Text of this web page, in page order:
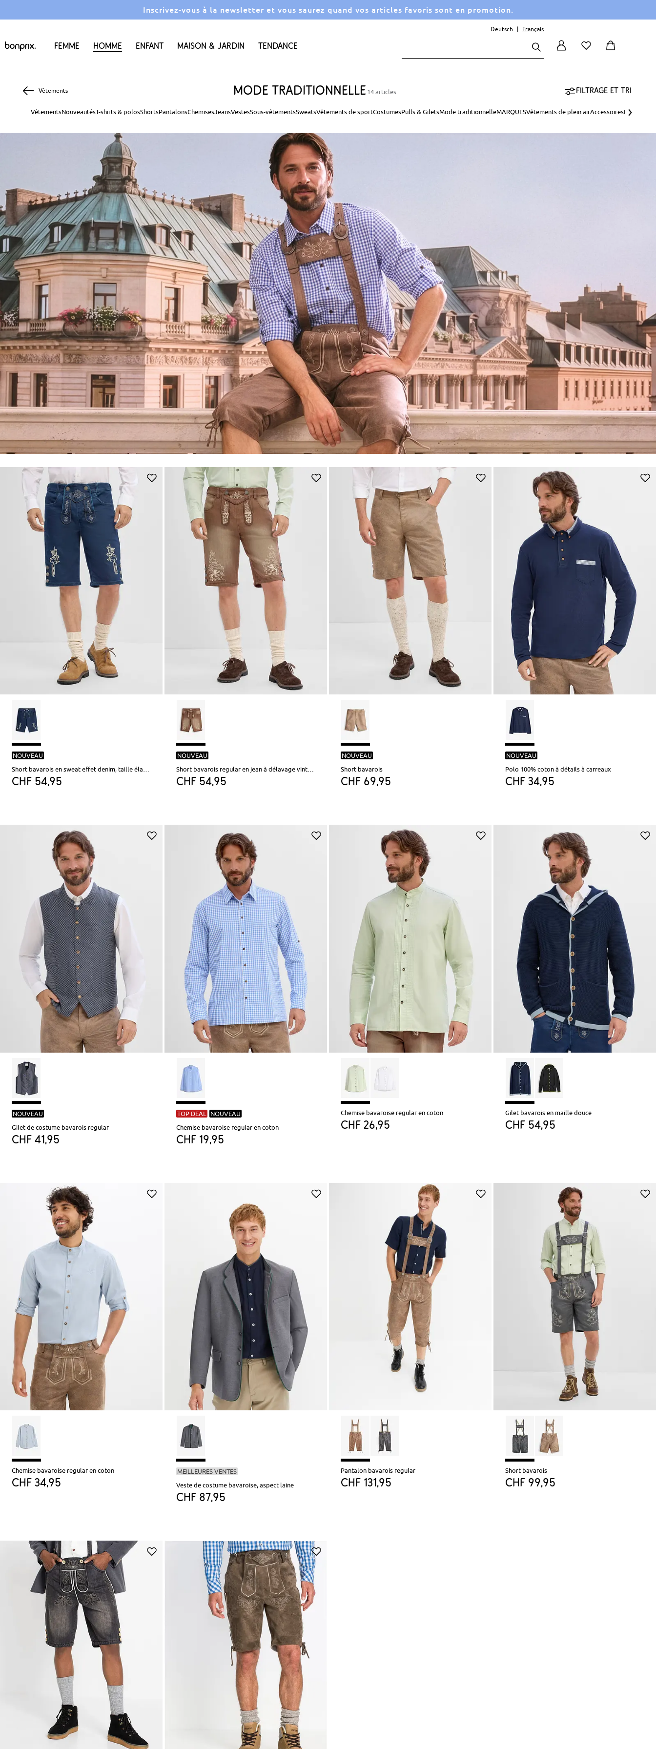
Inscrivez-vous à la newsletter et vous saurez quand vos articles favoris sont en promotion.
Femme Homme Enfant Maison & Jardin Tendance
Deutsch Français
Vêtements Mode traditionnelle 14 articles Filtrage et tri
VêtementsNouveautésT-shirts & polosShortsPantalonsChemisesJeansVestesSous-vêtementsSweatsVêtements de sportCostumesPulls & GiletsMode traditionnelleMARQUESVêtements de plein airAccessoiresBasiques
›
NOUVEAU
Short bavarois en sweat effet denim, taille élastiquée
CHF 54,95
NOUVEAU
Short bavarois regular en jean à délavage vintage
CHF 54,95
NOUVEAU
Short bavarois
CHF 69,95
NOUVEAU
Polo 100% coton à détails à carreaux
CHF 34,95
NOUVEAU
Gilet de costume bavarois regular
CHF 41,95
TOP DEAL
NOUVEAU
Chemise bavaroise regular en coton
CHF 19,95
Chemise bavaroise regular en coton
CHF 26,95
Gilet bavarois en maille douce
CHF 54,95
Chemise bavaroise regular en coton
CHF 34,95
MEILLEURES VENTES
Veste de costume bavaroise, aspect laine
CHF 87,95
Pantalon bavarois regular
CHF 131,95
Short bavarois
CHF 99,95